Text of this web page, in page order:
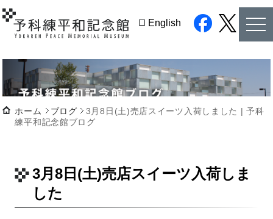
English
twitter
ホーム ブログ
3月8日(土)売店スイーツ入荷しました | 予科
練平和記念館ブログ
3月8日(土)売店スイーツ入荷しま
した